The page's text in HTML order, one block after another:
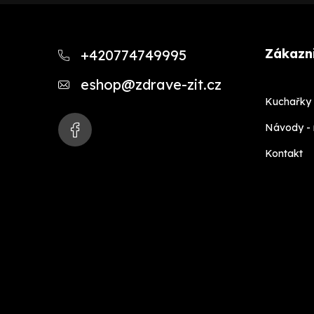
+420774749995
eshop@zdrave-zit.cz
Kuchařky
Návody -
Kontakt